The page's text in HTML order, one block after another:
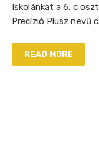
Iskolánkat a 6. c
Precízió Plusz nevű
READ MORE